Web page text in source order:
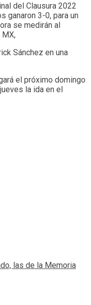
del Clausura 2022
ganaron 3-0, para un
se medirán al
Sánchez en una
el próximo domingo
la ida en el
las de la Memoria